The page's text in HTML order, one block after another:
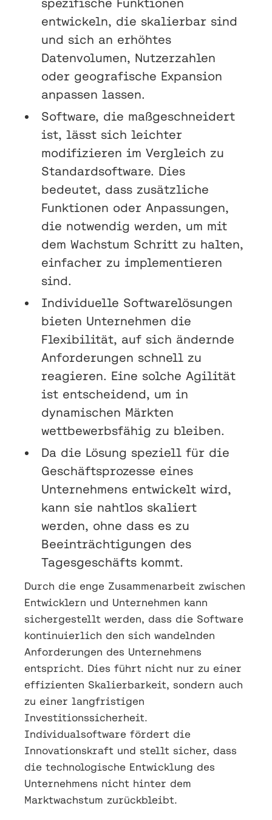
spezifische Funktionen
entwickeln, die skalierbar sind
und sich an erhöhtes
Datenvolumen, Nutzerzahlen
oder geografische Expansion
anpassen lassen.
Software, die maßgeschneidert
ist, lässt sich leichter
modifizieren im Vergleich zu
Standardsoftware. Dies
bedeutet, dass zusätzliche
Funktionen oder Anpassungen,
die notwendig werden, um mit
dem Wachstum Schritt zu halten,
einfacher zu implementieren
sind.
Individuelle Softwarelösungen
bieten Unternehmen die
Flexibilität, auf sich ändernde
Anforderungen schnell zu
reagieren. Eine solche Agilität
ist entscheidend, um in
dynamischen Märkten
wettbewerbsfähig zu bleiben.
Da die Lösung speziell für die
Geschäftsprozesse eines
Unternehmens entwickelt wird,
kann sie nahtlos skaliert
werden, ohne dass es zu
Beeinträchtigungen des
Tagesgeschäfts kommt.
Durch die enge Zusammenarbeit zwischen
Entwicklern und Unternehmen kann
sichergestellt werden, dass die Software
kontinuierlich den sich wandelnden
Anforderungen des Unternehmens
entspricht. Dies führt nicht nur zu einer
effizienten Skalierbarkeit, sondern auch
zu einer langfristigen
Investitionssicherheit.
Individualsoftware fördert die
Innovationskraft und stellt sicher, dass
die technologische Entwicklung des
Unternehmens nicht hinter dem
Marktwachstum zurückbleibt.